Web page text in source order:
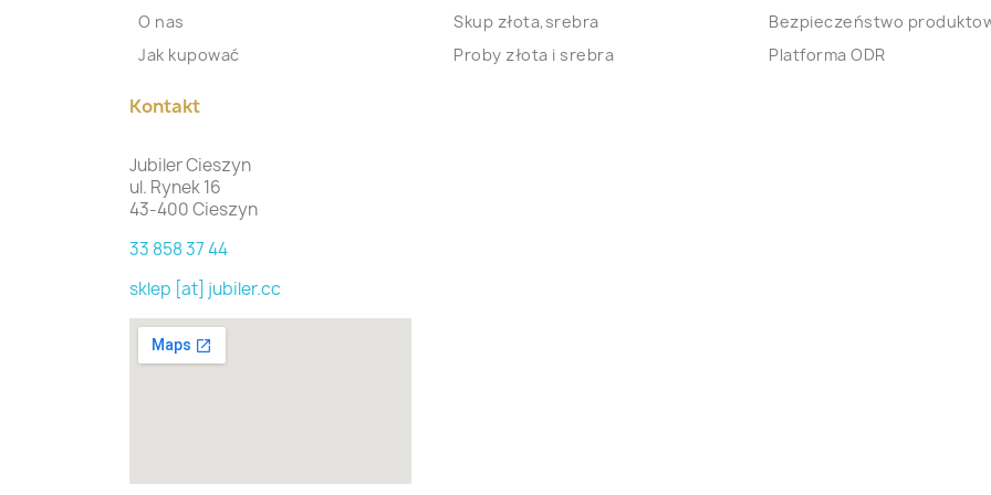
O nas
Jak kupować
Skup złota,srebra
Proby złota i srebra
Bezpieczeństwo
Platforma ODR
Kontakt
Jubiler Cieszyn
ul. Rynek 16
43-400 Cieszyn
33 858 37 44
sklep [at] jubiler.cc